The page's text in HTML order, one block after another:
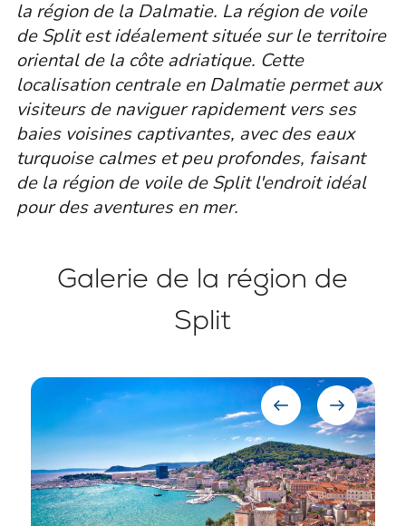
la région de la Dalmatie. La région de voile
de Split est idéalement située sur le territoire
oriental de la côte adriatique. Cette
localisation centrale en Dalmatie permet aux
visiteurs de naviguer rapidement vers ses
baies voisines captivantes, avec des eaux
turquoise calmes et peu profondes, faisant
de la région de voile de Split l'endroit idéal
pour des aventures en mer.
Galerie de la région de
Split